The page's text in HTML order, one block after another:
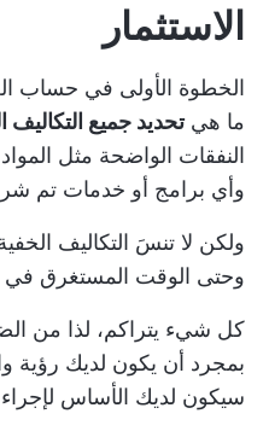
الاستثمار
الخطوة الأولى في حساب
ما هيتحديد جميع التكاليف
النفقات الواضحة مثل
وأي برامج أو خدمات تم
ولكن لا تنسَ التكاليف
وحتى الوقت المستغرق في
كل شيء يتراكم، لذا من
بمجرد أن يكون لديك رؤية
سيكون لديك الأساس